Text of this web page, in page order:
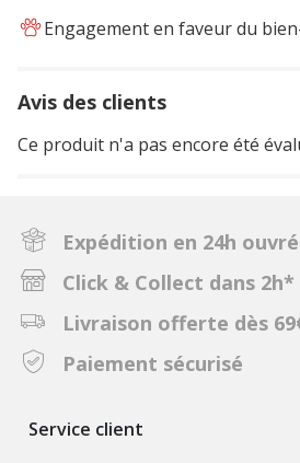
Engagement en faveur du
Avis des clients
Ce produit n'a pas encore été
Expédition en 24h
Click & Collect dans 2h*
Livraison offerte dès
Paiement sécurisé
Service client